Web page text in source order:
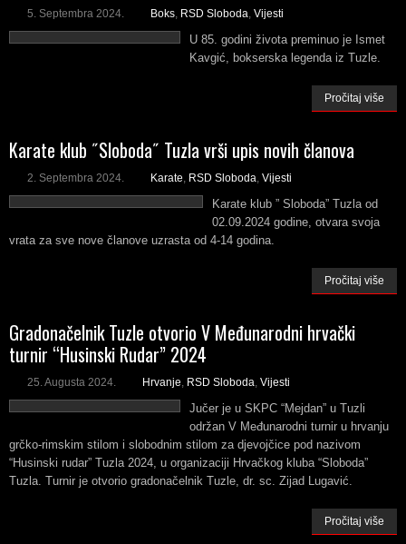
5. Septembra 2024. Boks, RSD Sloboda, Vijesti
U 85. godini života preminuo je Ismet
Kavgić, bokserska legenda iz Tuzle.
Pročitaj više
Karate klub ˝Sloboda˝ Tuzla vrši upis novih članova
2. Septembra 2024. Karate, RSD Sloboda, Vijesti
Karate klub ” Sloboda” Tuzla od
02.09.2024 godine, otvara svoja
vrata za sve nove članove uzrasta od 4-14 godina.
Pročitaj više
Gradonačelnik Tuzle otvorio V Međunarodni hrvački
turnir “Husinski Rudar” 2024
25. Augusta 2024. Hrvanje, RSD Sloboda, Vijesti
Jučer je u SKPC “Mejdan” u Tuzli
održan V Međunarodni turnir u hrvanju
grčko-rimskim stilom i slobodnim stilom za djevojčice pod nazivom
“Husinski rudar” Tuzla 2024, u organizaciji Hrvačkog kluba “Sloboda”
Tuzla. Turnir je otvorio gradonačelnik Tuzle, dr. sc. Zijad Lugavić.
Pročitaj više